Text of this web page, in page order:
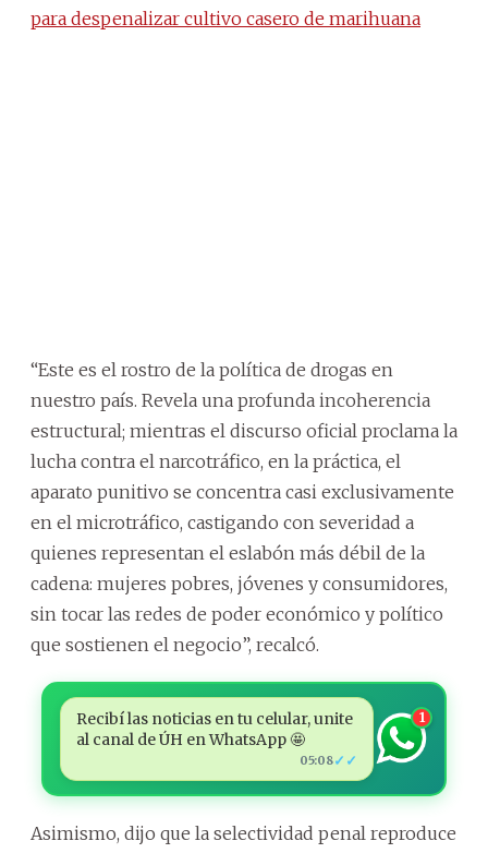
para despenalizar cultivo casero de marihuana
“Este es el rostro de la política de drogas en
nuestro país. Revela una profunda incoherencia
estructural; mientras el discurso oficial proclama la
lucha contra el narcotráfico, en la práctica, el
aparato punitivo se concentra casi exclusivamente
en el microtráfico, castigando con severidad a
quienes representan el eslabón más débil de la
cadena: mujeres pobres, jóvenes y consumidores,
sin tocar las redes de poder económico y político
que sostienen el negocio”, recalcó.
Recibí las noticias en tu celular, unite
al canal de ÚH en WhatsApp 🤩
05:08✓✓
1
Asimismo, dijo que la selectividad penal reproduce